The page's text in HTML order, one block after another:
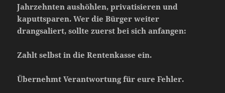
Jahrzehnten aushöhlen, privatisieren und
kaputtsparen. Wer die Bürger weiter
drangsaliert, sollte zuerst bei sich anfangen:
Zahlt selbst in die Rentenkasse ein.
Übernehmt Verantwortung für eure Fehler.